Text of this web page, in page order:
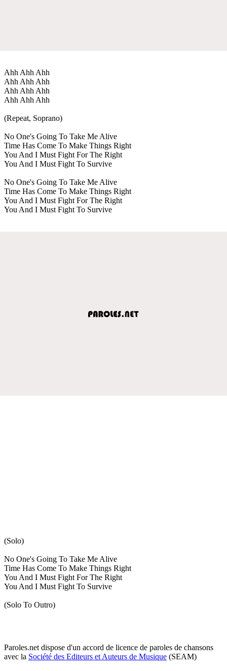
Ahh Ahh Ahh
Ahh Ahh Ahh
Ahh Ahh Ahh
Ahh Ahh Ahh
(Repeat, Soprano)
No One's Going To Take Me Alive
Time Has Come To Make Things Right
You And I Must Fight For The Right
You And I Must Fight To Survive
No One's Going To Take Me Alive
Time Has Come To Make Things Right
You And I Must Fight For The Right
You And I Must Fight To Survive
(Solo)
No One's Going To Take Me Alive
Time Has Come To Make Things Right
You And I Must Fight For The Right
You And I Must Fight To Survive
(Solo To Outro)
Paroles.net dispose d'un accord de licence de paroles de chansons
avec la Société des Editeurs et Auteurs de Musique (SEAM)